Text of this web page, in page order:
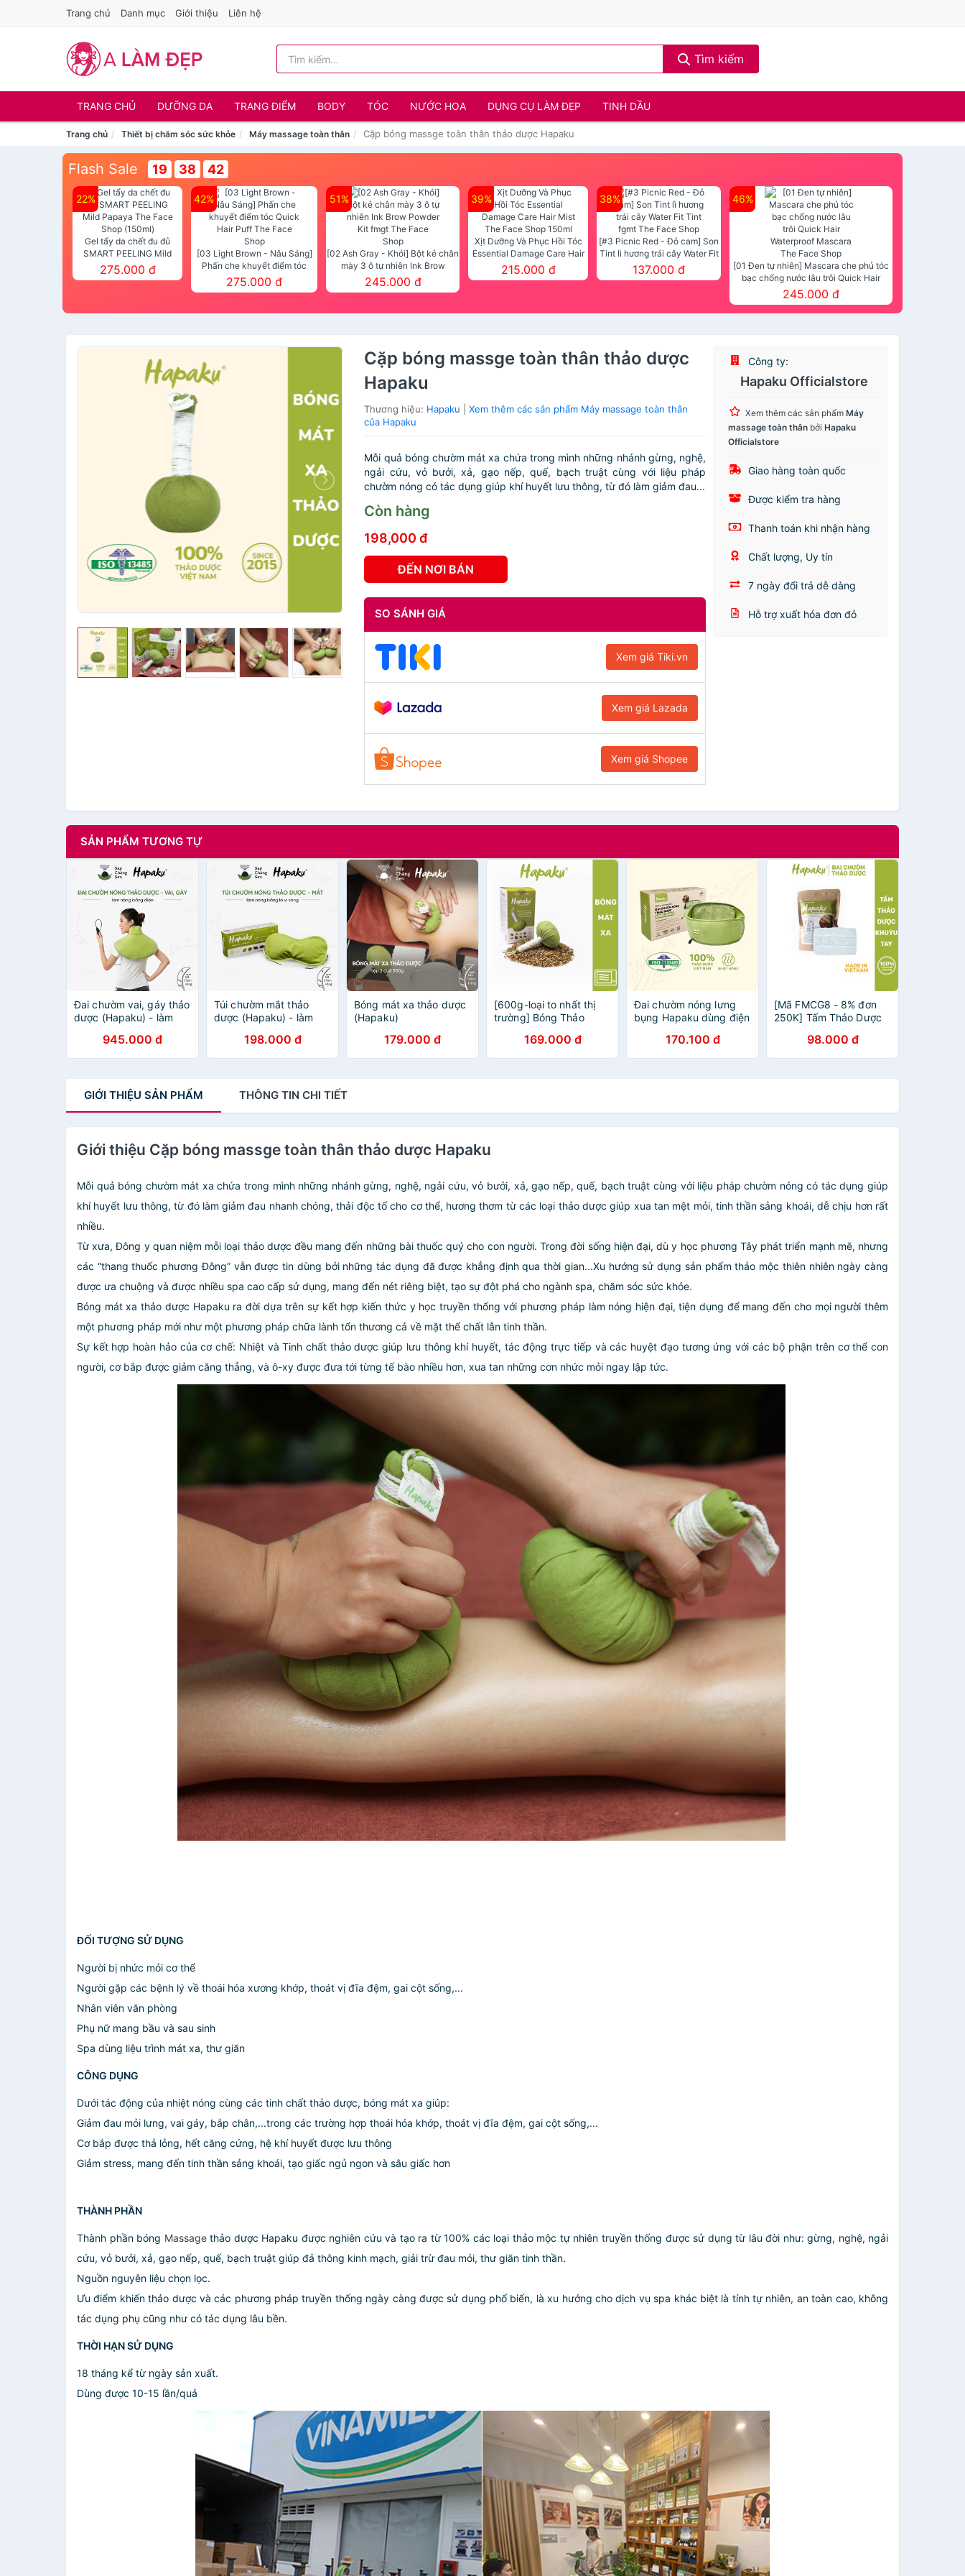
Trang chủ Danh mục Giới thiệu Liên hệ
Tìm kiếm
TRANG CHỦ DƯỠNG DA TRANG ĐIỂM BODY TÓC NƯỚC HOA DỤNG CỤ LÀM ĐẸP TINH DẦU
Trang chủ Thiết bị chăm sóc sức khỏe Máy massage toàn thân Cặp bóng massge toàn thân thảo dược Hapaku
Flash Sale 19 38 40
22%
Gel tẩy da chết đu đủ
SMART PEELING Mild
Papaya The Face Shop
(150ml)
275.000 đ
42%
[03 Light Brown - Nâu Sáng]
Phấn che khuyết điểm tóc
Quick Hair Puff The Face Shop
275.000 đ
51%
[02 Ash Gray - Khói] Bột kẻ chân
mày 3 ô tự nhiên Ink Brow
Powder Kit fmgt The Face Shop
245.000 đ
39%
Xịt Dưỡng Và Phục Hồi Tóc
Essential Damage Care Hair
Mist The Face Shop 150ml
215.000 đ
38%
[#3 Picnic Red - Đỏ cam] Son
Tint lì hương trái cây Water Fit
Tint fgmt The Face Shop
137.000 đ
46%
[01 Đen tự nhiên] Mascara che phủ tóc
bạc chống nước lâu trôi Quick Hair
Waterproof Mascara The Face Shop
245.000 đ
Cặp bóng massge toàn thân thảo dược
Hapaku
Thương hiệu: Hapaku |Xem thêm các sản phẩm Máy massage toàn thân
của Hapaku
Mỗi quả bóng chườm mát xa chứa trong mình những nhánh gừng, nghệ,
ngải cứu, vỏ bưởi, xả, gạo nếp, quế, bạch truật cùng với liệu pháp
chườm nóng có tác dụng giúp khí huyết lưu thông, từ đó làm giảm đau...
Còn hàng
198,000 đ
ĐẾN NƠI BÁN
SO SÁNH GIÁ
Xem giá Tiki.vn
Xem giá Lazada
Xem giá Shopee
Công ty:
Hapaku Officialstore
Xem thêm các sản phẩmMáy
massage toàn thân bởiHapaku
Officialstore
Giao hàng toàn quốc
Được kiểm tra hàng
Thanh toán khi nhận hàng
Chất lượng, Uy tín
7 ngày đổi trả dễ dàng
Hỗ trợ xuất hóa đơn đỏ
SẢN PHẨM TƯƠNG TỰ
Đai chườm vai, gáy thảo
dược (Hapaku) - làm
945.000 đ
Túi chườm mắt thảo
dược (Hapaku) - làm
198.000 đ
Bóng mát xa thảo dược
(Hapaku)
179.000 đ
[600g-loại to nhất thị
trường] Bóng Thảo
Giãn - Hapaku (Hộp 2
quả)
169.000 đ
Đai chườm nóng lưng
bụng Hapaku dùng điện
170.100 đ
[Mã FMCG8 - 8% đơn
250K] Tấm Thảo Dược
Chườm Khuỷu Tay Làm
Nóng Bằng Điện
98.000 đ
GIỚI THIỆU SẢN PHẨM THÔNG TIN CHI TIẾT
Giới thiệu Cặp bóng massge toàn thân thảo dược Hapaku
Mỗi quả bóng chườm mát xa chứa trong mình những nhánh gừng, nghệ, ngải cứu, vỏ bưởi, xả, gạo nếp, quế, bạch truật cùng với liệu pháp chườm nóng có tác dụng giúp
khí huyết lưu thông, từ đó làm giảm đau nhanh chóng, thải độc tố cho cơ thể, hương thơm từ các loại thảo dược giúp xua tan mệt mỏi, tinh thần sảng khoái, dễ chịu hơn rất
nhiều.
Từ xưa, Đông y quan niệm mỗi loại thảo dược đều mang đến những bài thuốc quý cho con người. Trong đời sống hiện đại, dù y học phương Tây phát triển mạnh mẽ, nhưng
các “thang thuốc phương Đông” vẫn được tin dùng bởi những tác dụng đã được khẳng định qua thời gian...Xu hướng sử dụng sản phẩm thảo mộc thiên nhiên ngày càng
được ưa chuộng và được nhiều spa cao cấp sử dụng, mang đến nét riêng biệt, tạo sự đột phá cho ngành spa, chăm sóc sức khỏe.
Bóng mát xa thảo dược Hapaku ra đời dựa trên sự kết hợp kiến thức y học truyền thống với phương pháp làm nóng hiện đại, tiện dụng để mang đến cho mọi người thêm
một phương pháp mới như một phương pháp chữa lành tổn thương cả về mặt thể chất lẫn tinh thần.
Sự kết hợp hoàn hảo của cơ chế: Nhiệt và Tinh chất thảo dược giúp lưu thông khí huyết, tác động trực tiếp và các huyệt đạo tương ứng với các bộ phận trên cơ thể con
người, cơ bắp được giảm căng thẳng, và ô-xy được đưa tới từng tế bào nhiều hơn, xua tan những cơn nhức mỏi ngay lập tức.
ĐỐI TƯỢNG SỬ DỤNG
Người bị nhức mỏi cơ thể
Người gặp các bệnh lý về thoái hóa xương khớp, thoát vị đĩa đệm, gai cột sống,...
Nhân viên văn phòng
Phụ nữ mang bầu và sau sinh
Spa dùng liệu trình mát xa, thư giãn
CÔNG DỤNG
Dưới tác động của nhiệt nóng cùng các tinh chất thảo dược, bóng mát xa giúp:
Giảm đau mỏi lưng, vai gáy, bắp chân,...trong các trường hợp thoái hóa khớp, thoát vị đĩa đệm, gai cột sống,...
Cơ bắp được thả lỏng, hết căng cứng, hệ khí huyết được lưu thông
Giảm stress, mang đến tinh thần sảng khoái, tạo giấc ngủ ngon và sâu giấc hơn
THÀNH PHẦN
Thành phần bóng Massagethảo dược Hapaku được nghiên cứu và tạo ra từ 100% các loại thảo mộc tự nhiên truyền thống được sử dụng từ lâu đời như: gừng, nghệ, ngải
cứu, vỏ bưởi, xả, gạo nếp, quế, bạch truật giúp đả thông kinh mạch, giải trừ đau mỏi, thư giãn tinh thần.
Nguồn nguyên liệu chọn lọc.
Ưu điểm khiến thảo dược và các phương pháp truyền thống ngày càng được sử dụng phổ biến, là xu hướng cho dịch vụ spa khác biệt là tính tự nhiên, an toàn cao, không
tác dụng phụ cũng như có tác dụng lâu bền.
THỜI HẠN SỬ DỤNG
18 tháng kể từ ngày sản xuất.
Dùng được 10-15 lần/quả